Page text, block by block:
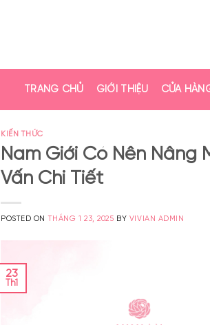
TRANG CHỦ GIỚI THIỆU CỬA
KIẾN THỨC
Nam Giới Có Nên Nâng
Vấn Chi Tiết
POSTED ONTHÁNG 1 23, 2025 BY VIVIAN ADMIN
23
Th1